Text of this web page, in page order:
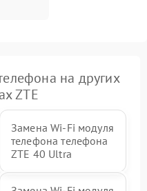
на других
ZTE
Замена Wi-Fi модуля
телефона телефона
ZTE 40 Ultra